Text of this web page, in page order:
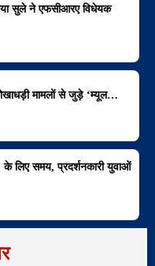
सुले ने एफसीआरए विधेयक
मामलों से जुड़े ‘म्यूल…
के लिए समय, प्रदर्शनकारी युवाओं